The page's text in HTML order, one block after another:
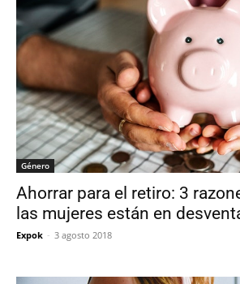
Género
Ahorrar para el retiro: 3
las mujeres están en
Expok - 3 agosto 2018